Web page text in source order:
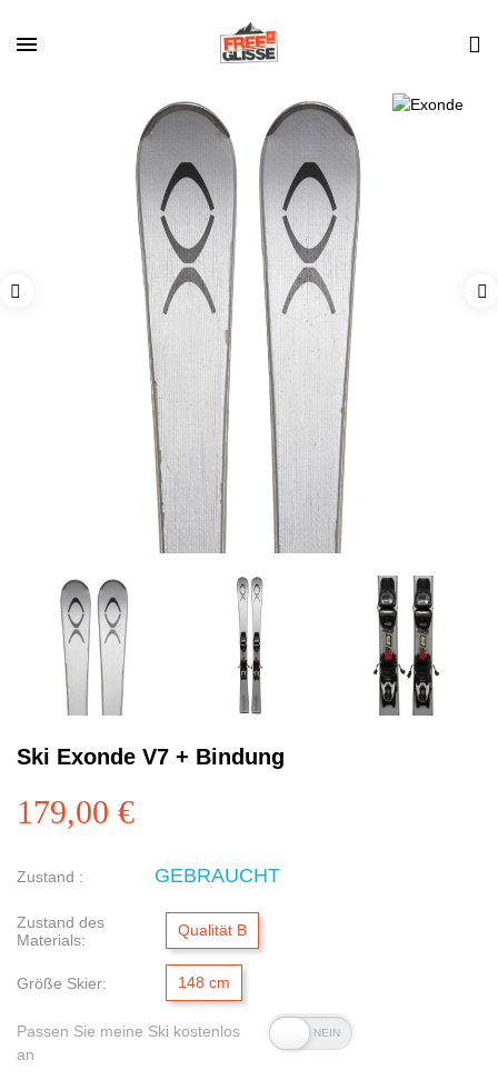
Ski Exonde V7 + Bindung
179,00 €
Zustand : GEBRAUCHT
Zustand des
Materials:
Qualität B
Größe Skier: 148 cm
Passen Sie meine Ski kostenlos
an